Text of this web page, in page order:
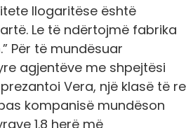
llogaritëse është
Le të ndërtojmë fabrika
Për të mundësuar
agjentëve me shpejtësi
Vera, një klasë të re
kompanisë mundëson
1.8 herë më